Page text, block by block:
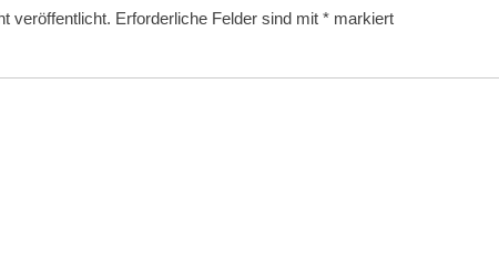
veröffentlicht. Erforderliche Felder sind mit * markiert